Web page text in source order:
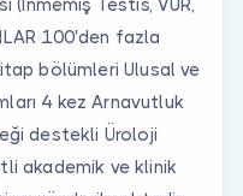
100'den fazla
bölümleri Ulusal ve
4 kez Arnavutluk
destekli Üroloji
akademik ve klinik